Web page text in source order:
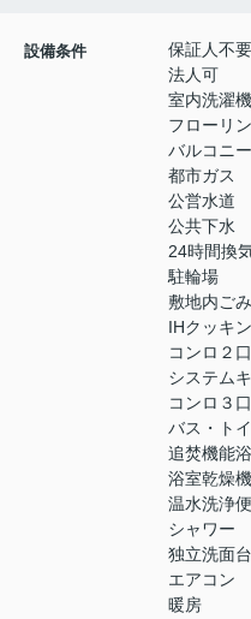
設備条件
保証人不要
法人可
室内洗濯
フローリ
バルコニー
都市ガス
公営水道
公共下水
24時間換
駐輪場
敷地内ご
IHクッキ
コンロ２
システム
コンロ３口
バス・ト
追焚機能
浴室乾燥機
温水洗浄
シャワー
独立洗面台
エアコン
暖房